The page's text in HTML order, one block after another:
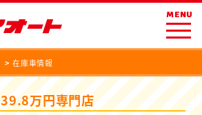
MENU
在庫車情報
39.8万円専門店